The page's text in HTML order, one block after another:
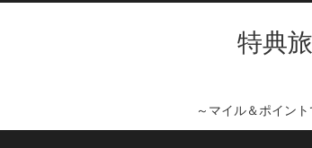
特典
～マイル＆ポイン